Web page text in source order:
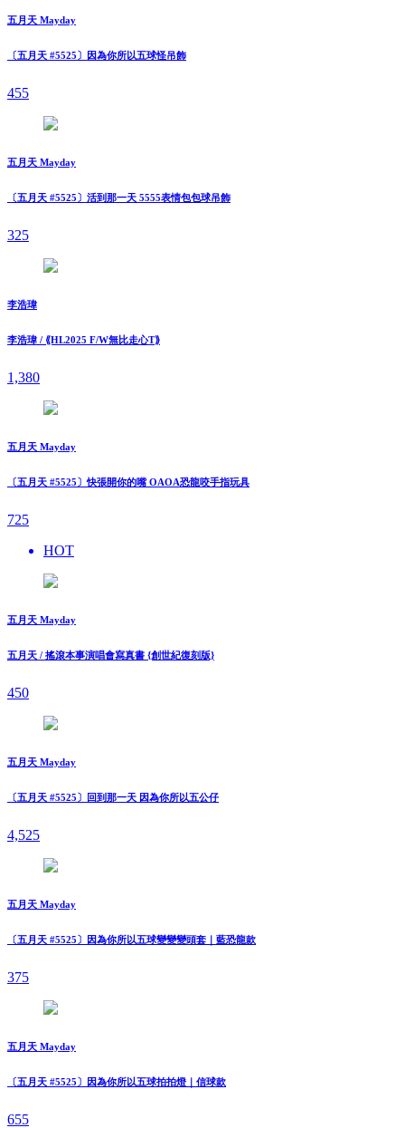
五月天 Mayday
〔五月天 #5525〕因為你所以五球怪吊飾
455
五月天 Mayday
〔五月天 #5525〕活到那一天 5555表情包包球吊飾
325
李浩瑋
李浩瑋 / ⟪HL2025 F/W無比走⼼T⟫
1,380
五月天 Mayday
〔五月天 #5525〕快張開你的嘴 OAOA恐龍咬手指玩具
725
HOT
五月天 Mayday
五月天 / 搖滾本事演唱會寫真書 {創世紀復刻版}
450
五月天 Mayday
〔五月天 #5525〕回到那一天 因為你所以五公仔
4,525
五月天 Mayday
〔五月天 #5525〕因為你所以五球變變變頭套｜藍恐龍款
375
五月天 Mayday
〔五月天 #5525〕因為你所以五球拍拍燈｜信球款
655